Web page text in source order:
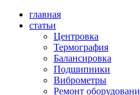
главная
статьи
Центровка
Термография
Балансировка
Подшипники
Виброметры
Ремонт